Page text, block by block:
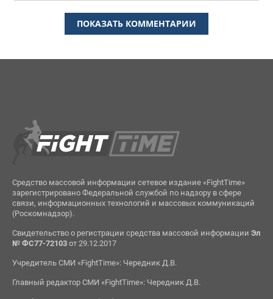
ПОКАЗАТЬ КОММЕНТАРИИ
Средство массовой информации сетевое издание «FightTime»
зарегистрировано Федеральной службой по надзору в сфере
связи, информационных технологий и массовых коммуникаций
(Роскомнадзор).
Свидетельство о регистрации средства массовой информации Эл
№ ФС77-72103от 29.12.2017
Учредитель СМИ «FightTime»: Чередник Д.В.
Главный редактор СМИ «FightTime»: Чередник Д.В.